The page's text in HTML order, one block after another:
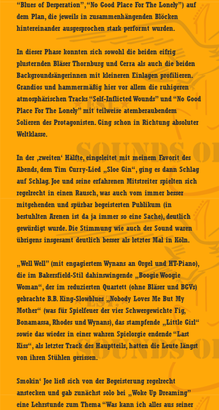
“Blues of Desperation”, “No Good Place For The Lonely”) auf
dem Plan, die jeweils in zusammenhängenden Blöcken
hintereinander ausgesprochen stark performt wurden.
In dieser Phase konnten sich sowohl die beiden eifrig
plusternden Bläser Thornburg und Cerra als auch die beiden
Backgroundsängerinnen mit kleineren Einlagen profilieren.
Grandios und hammermäßig hier vor allem die ruhigeren
atmosphärischen Tracks “Self-Inflicted Wounds” und “No Good
Place For The Lonely” mit teilweise atemberaubendem
Solieren des Protagonisten. Ging schon in Richtung absoluter
Weltklasse.
In der ‚zweiten‘ Hälfte, eingeleitet mit meinem Favorit des
Abends, dem Tim Curry-Lied „Sloe Gin“, ging es dann Schlag
auf Schlag. Joe und seine erfahrenen Mitstreiter spielten sich
regelrecht in einen Rausch, was auch vom immer besser
mitgehenden und spürbar begeisterten Publikum (in
bestuhlten Arenen ist da ja immer so eine Sache), deutlich
gewürdigt wurde. Die Stimmung wie auch der Sound waren
übrigens insgesamt deutlich besser als letztes Mal in Köln.
„Well Well” (mit engagiertem Wynans an Orgel und HT-Piano),
die im Bakersfield-Stil dahinswingende „Boogie Woogie
Woman“, der im reduzierten Quartett (ohne Bläser und BGVs)
gebrachte B.B. King-Slowblues „Nobody Loves Me But My
Mother“ (was für Spielfeuer der vier Schwergewichte Fig,
Bonamassa, Rhodes und Wynans), das stampfende „Little Girl“
sowie das wieder in einer wahren Spielorgie endende “Last
Kiss“, als letzter Track des Hauptteils, hatten die Leute längst
von ihren Stühlen gerissen.
Smokin‘ Joe ließ sich von der Begeisterung regelrecht
anstecken und gab zunächst solo bei „Woke Up Dreaming”
eine Lehrstunde zum Thema “Was kann ich alles aus seiner